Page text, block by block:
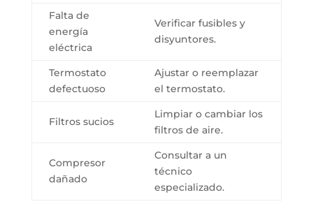
Falta de
energía
eléctrica
Verificar fusibles y
disyuntores.
Termostato
defectuoso
Ajustar o reemplazar
el termostato.
Filtros sucios
Limpiar o cambiar los
filtros de aire.
Compresor
dañado
Consultar a un
técnico
especializado.